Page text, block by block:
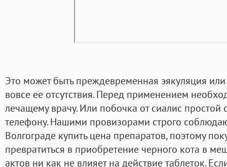
Это может быть преждевременная эякуляция
вовсе ее отсутствия. Перед применением
лечащему врачу. Или побочка от сиалис простой
телефону. Нашими провизорами строго
Волгограде купить цена препаратов, поэтому
превратиться в приобретение черного кота в
актов ни как не влияет на действие таблеток.